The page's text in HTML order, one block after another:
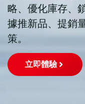
略、優化庫存、
據推新品、提銷
策。
立即體驗